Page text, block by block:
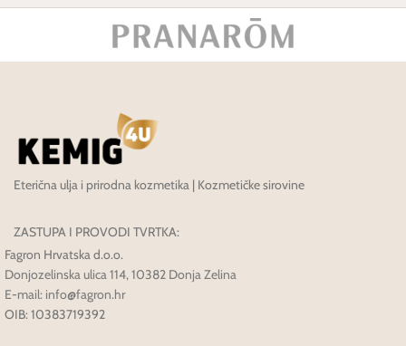
Eterična ulja i prirodna kozmetika | Kozmetičke sirovine
ZASTUPA I PROVODI TVRTKA:
Fagron Hrvatska d.o.o.
Donjozelinska ulica 114, 10382 Donja Zelina
E-mail: info@fagron.hr
OIB: 10383719392